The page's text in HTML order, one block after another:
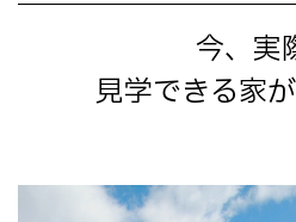
今、実
見学できる家